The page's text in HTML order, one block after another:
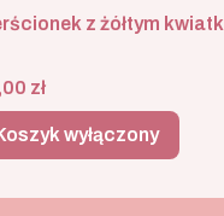
z żółtym
zł
wyłączony